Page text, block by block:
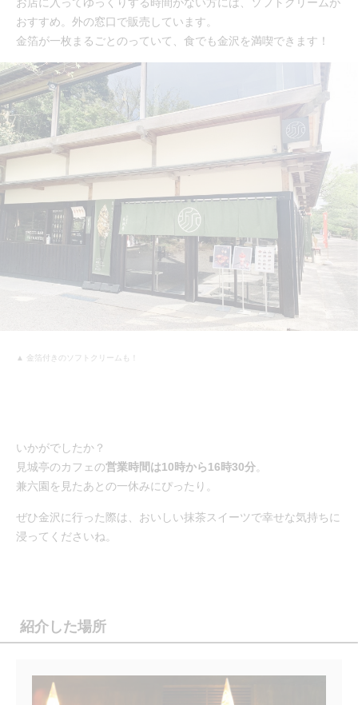
お店に入ってゆっくりする時間がない方には、ソフトクリームが
おすすめ。外の窓口で販売しています。
金箔が一枚まるごとのっていて、食でも金沢を満喫できます！
▲ 金箔付きのソフトクリームも！
いかがでしたか？
見城亭のカフェの営業時間は10時から16時30分。
兼六園を見たあとの一休みにぴったり。
ぜひ金沢に行った際は、おいしい抹茶スイーツで幸せな気持ちに
浸ってくださいね。
紹介した場所